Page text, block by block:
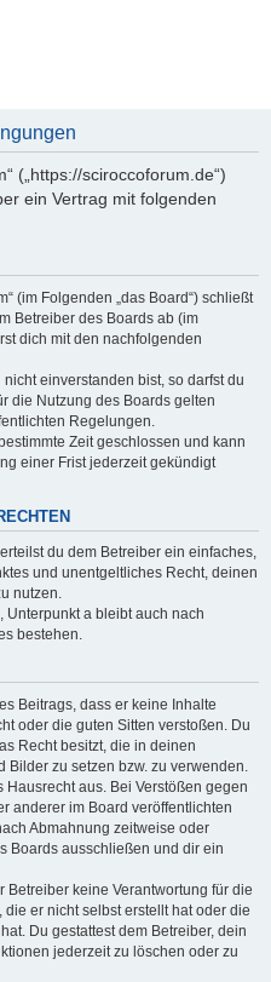
(„https://sciroccoforum.de“)
ein Vertrag mit folgenden
(im Folgenden „das Board“) schließt
Betreiber des Boards ab (im
dich mit den nachfolgenden
einverstanden bist, so darfst du
die Nutzung des Boards gelten
Regelungen.
Zeit geschlossen und kann
einer Frist jederzeit gekündigt
du dem Betreiber ein einfaches,
und unentgeltliches Recht, deinen
nutzen.
Unterpunkt a bleibt auch nach
bestehen.
Beitrags, dass er keine Inhalte
oder die guten Sitten verstoßen. Du
Recht besitzt, die in deinen
zu setzen bzw. zu verwenden.
aus. Bei Verstößen gegen
anderer im Board veröffentlichten
Abmahnung zeitweise oder
Boards ausschließen und dir ein
Betreiber keine Verantwortung für die
er nicht selbst erstellt hat oder die
Du gestattest dem Betreiber, dein
jederzeit zu löschen oder zu